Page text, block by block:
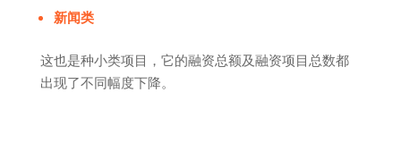
新闻类
这也是种小类项目，它的融资总额及融资项目总数都
出现了不同幅度下降。